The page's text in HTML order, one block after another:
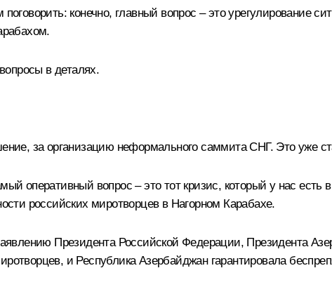
конечно, главный вопрос – это урегулирование
в деталях.
за организацию неформального саммита СНГ. Это уже
оперативный вопрос – это тот кризис, который у нас есть
российских миротворцев в Нагорном Карабахе.
Президента Российской Федерации, Президента
и Республика Азербайджан гарантировала